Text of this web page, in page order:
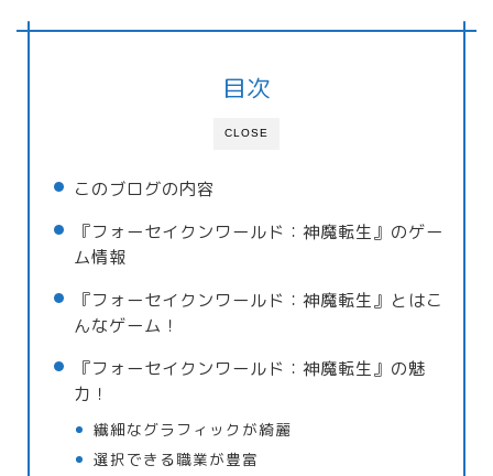
CLOSE
目次
このブログの内容
『フォーセイクンワールド：神魔転生』のゲー
ム情報
『フォーセイクンワールド：神魔転生』とはこ
んなゲーム！
『フォーセイクンワールド：神魔転生』の魅
力！
繊細なグラフィックが綺麗
選択できる職業が豊富